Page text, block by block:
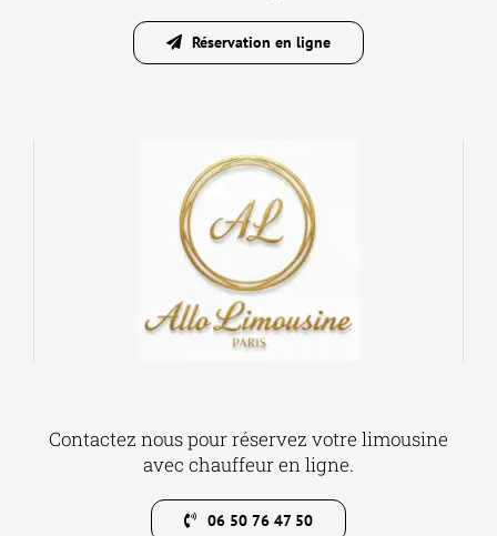
Réservation en ligne
Contactez nous pour réservez votre limousine
avec chauffeur en ligne.
06 50 76 47 50